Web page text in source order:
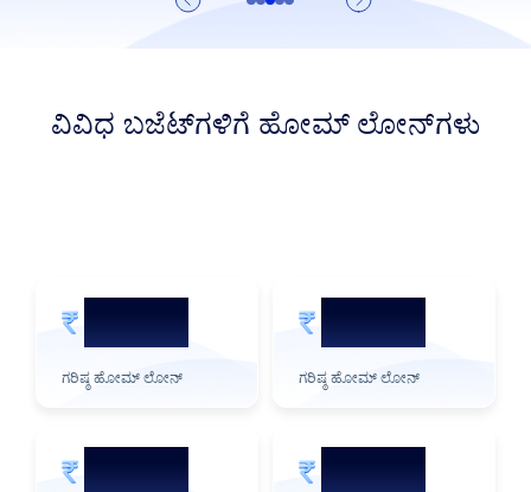
ವಿವಿಧ ಬಜೆಟ್‌ಗಳಿಗೆ ಹೋಮ್ ಲೋನ್‌ಗಳು
5 ಕೋಟಿ
ಗರಿಷ್ಠ ಹೋಮ್ ಲೋನ್
3 ಕೋಟಿ
2 ಕೋಟಿ
ಗರಿಷ್ಠ ಹೋಮ್ ಲೋನ್
1 ಕೋಟಿ